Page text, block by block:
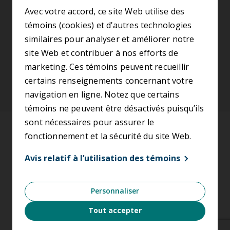
Avec votre accord, ce site Web utilise des
témoins (cookies) et d’autres technologies
similaires pour analyser et améliorer notre
site Web et contribuer à nos efforts de
marketing. Ces témoins peuvent recueillir
certains renseignements concernant votre
navigation en ligne. Notez que certains
témoins ne peuvent être désactivés puisqu’ils
sont nécessaires pour assurer le
fonctionnement et la sécurité du site Web.
Avis relatif à l’utilisation des témoins
Personnaliser
Tout accepter
S’abonner à l’infolettre
SUIVEZ-NOUS
Avis relatif à l’utilisation des témoins
Nétiquette